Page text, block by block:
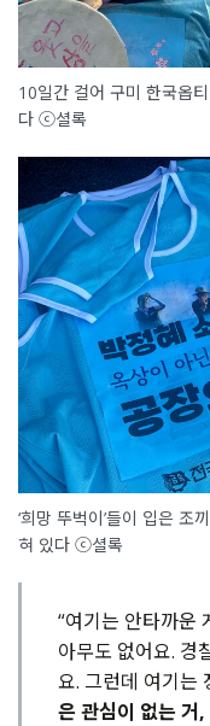
10일간 걸어 구미 한국옵
다 ⓒ셜록
‘희망 뚜벅이’들이 입은 조
혀 있다 ⓒ셜록
“여기는 안타까운
아무도 없어요. 경
요. 그런데 여기는
은 관심이 없는 거